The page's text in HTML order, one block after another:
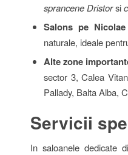
sprancene Dristorsi
Salons pe
naturale, ideale
Alte zone
sector 3, Calea
Pallady, Balta Alba,
Servicii
In saloanele dedicate